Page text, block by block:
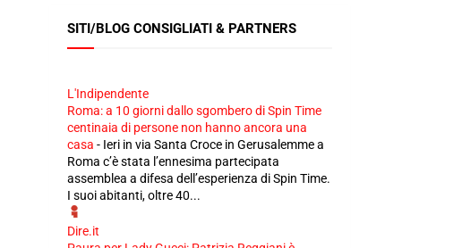
SITI/BLOG CONSIGLIATI & PARTNERS
L'Indipendente
Roma: a 10 giorni dallo sgombero di Spin Time
centinaia di persone non hanno ancora una
casa - Ieri in via Santa Croce in Gerusalemme a
Roma c’è stata l’ennesima partecipata
assemblea a difesa dell’esperienza di Spin Time.
I suoi abitanti, oltre 40...
Dire.it